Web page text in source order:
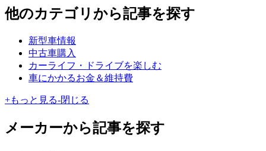
他のカテゴリから記事を探す
新型車情報
中古車購入
カーライフ・ドライブを楽しむ
車にかかるお金＆維持費
+もっと見る-閉じる
メーカーから記事を探す